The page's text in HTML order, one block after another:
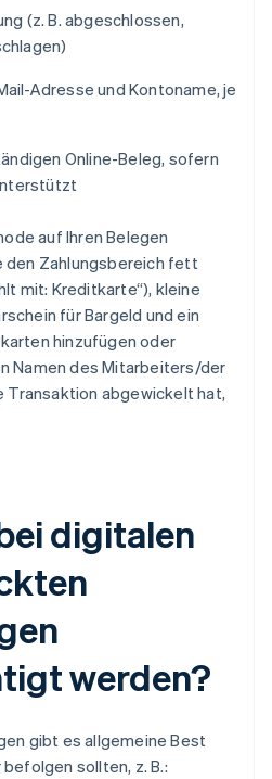
(z. B. abgeschlossen,
Adresse und Kontoname, je
Online-Beleg, sofern
auf Ihren Belegen
den Zahlungsbereich fett
mit: Kreditkarte“), kleine
für Bargeld und ein
hinzufügen oder
Namen des Mitarbeiters/der
Transaktion abgewickelt hat,
digitalen
werden?
gibt es allgemeine Best
sollten, z. B.: